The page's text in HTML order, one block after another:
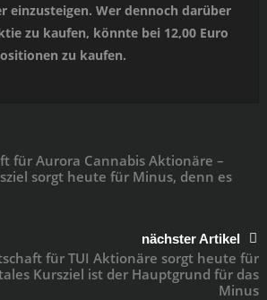
einzusteigen. Wer dennoch darüber
zu kaufen, könnte bei 12,00 Euro
zu kaufen.
für Aurora Cannabis Aktionäre –
sorgt heute für Minus, denn es
nächster Artikel
für TUI Aktionäre sorgt heute für
Kursziel ist der Hauptgrund für das
Minus